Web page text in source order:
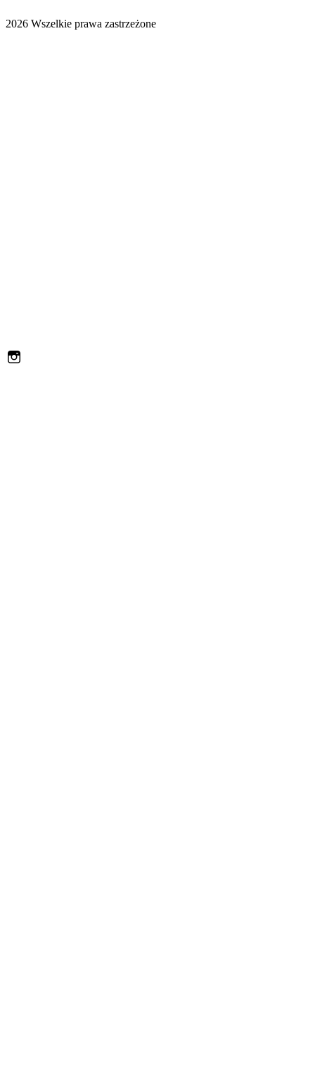
2026 Wszelkie prawa zastrzeżone